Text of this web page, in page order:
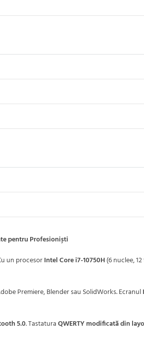
pentru Profesioniști
un procesorIntel Core i7-10750H(6 nuclee,
Premiere, Blender sau SolidWorks. Ecranul
5.0. TastaturaQWERTY modificată din